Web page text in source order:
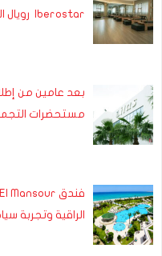
Iberostar رويال المنصور المهدية يطلق Pila…
مستحضرات
الراقية وتجربة